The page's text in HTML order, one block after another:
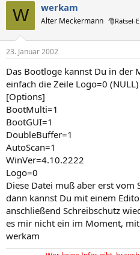
W werkam
Alter Meckermann 🎅Rätsel-
23. Januar 2002
Das Bootloge kannst Du in der
einfach die Zeile Logo=0
[Options]
BootMulti=1
BootGUI=1
DoubleBuffer=1
AutoScan=1
WinVer=4.10.2222
Logo=0
Diese Datei muß aber erst vom
dann kannst Du mit einem
anschließend Schreibschutz
es mir nicht ein im Moment,
werkam